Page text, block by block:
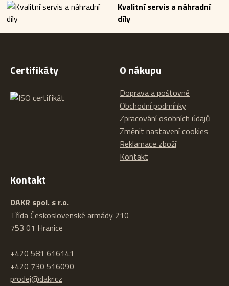
Kvalitní servis a náhradní
díly
Certifikáty O nákupu
Doprava a poštovné
Obchodní podmínky
Zpracování osobních údajů
Změnit nastavení cookies
Reklamace zboží
Kontakt
Kontakt
DAKR spol. s r.o.
Třída Československé armády 210
753 01 Hranice
+420 581 616141
+420 730 516090
prodej@dakr.cz